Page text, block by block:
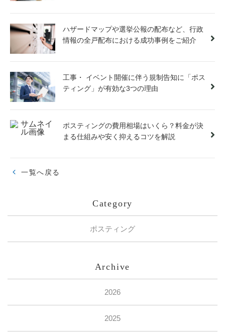
ハザードマップや選挙公報の配布など、行政
情報の全戸配布における成功事例をご紹介
工事・ イベント開催に伴う規制告知に「ポス
ティング」が有効な3つの理由
ポスティングの費用相場はいくら？料金が決
まる仕組みや安く抑えるコツを解説
一覧へ戻る
Category
ポスティング
Archive
2026
2025